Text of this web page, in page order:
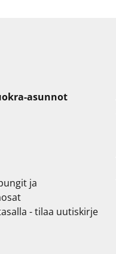
asunnot
ja
- tilaa uutiskirje